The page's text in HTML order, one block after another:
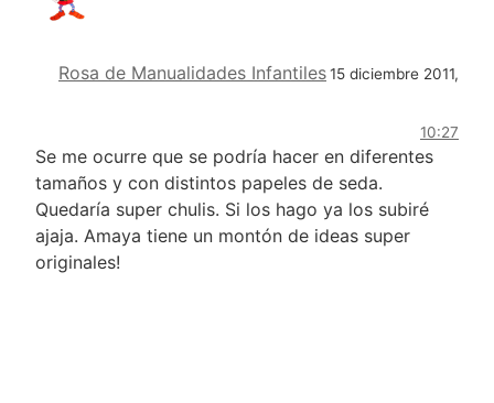
Rosa de Manualidades Infantiles15 diciembre 2011,
10:27
Se me ocurre que se podría hacer en diferentes
tamaños y con distintos papeles de seda.
Quedaría super chulis. Si los hago ya los subiré
ajaja. Amaya tiene un montón de ideas super
originales!